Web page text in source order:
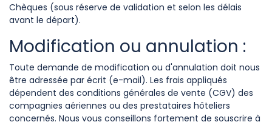
Chèques (sous réserve de validation et selon les délais
avant le départ).
Modification ou annulation :
Toute demande de modification ou d'annulation doit nous
être adressée par écrit (e-mail). Les frais appliqués
dépendent des conditions générales de vente (CGV) des
compagnies aériennes ou des prestataires hôteliers
concernés. Nous vous conseillons fortement de souscrire à